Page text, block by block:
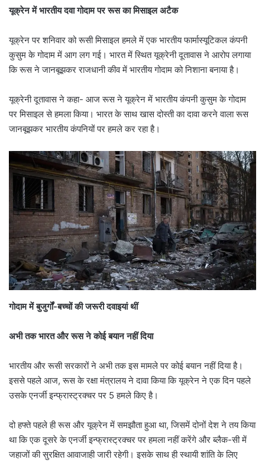
यूक्रेन में भारतीय दवा गोदाम पर रूस का मिसाइल अटैक
यूक्रेन पर शनिवार को रूसी मिसाइल हमले में एक भारतीय फार्मास्यूटिकल कंपनी
कुसुम के गोदाम में आग लग गई। भारत में स्थित यूक्रेनी दूतावास ने आरोप लगाया
कि रूस ने जानबूझकर राजधानी कीव में भारतीय गोदाम को निशाना बनाया है।
यूक्रेनी दूतावास ने कहा- आज रूस ने यूक्रेन में भारतीय कंपनी कुसुम के गोदाम
पर मिसाइल से हमला किया। भारत के साथ खास दोस्ती का दावा करने वाला रूस
जानबूझकर भारतीय कंपनियों पर हमले कर रहा है।
गोदाम में बुजुर्गों-बच्चों की जरूरी दवाइयां थीं
अभी तक भारत और रूस ने कोई बयान नहीं दिया
भारतीय और रूसी सरकारों ने अभी तक इस मामले पर कोई बयान नहीं दिया है।
इससे पहले आज, रूस के रक्षा मंत्रालय ने दावा किया कि यूक्रेन ने एक दिन पहले
उसके एनर्जी इन्फ्रास्ट्रक्चर पर 5 हमले किए है।
दो हफ्ते पहले ही रूस और यूक्रेन में समझौता हुआ था, जिसमें दोनों देश ने तय किया
था कि एक दूसरे के एनर्जी इन्फ्रास्ट्रक्चर पर हमला नहीं करेंगे और ब्लैक-सी में
जहाजों की सुरक्षित आवाजाही जारी रहेगी। इसके साथ ही स्थायी शांति के लिए